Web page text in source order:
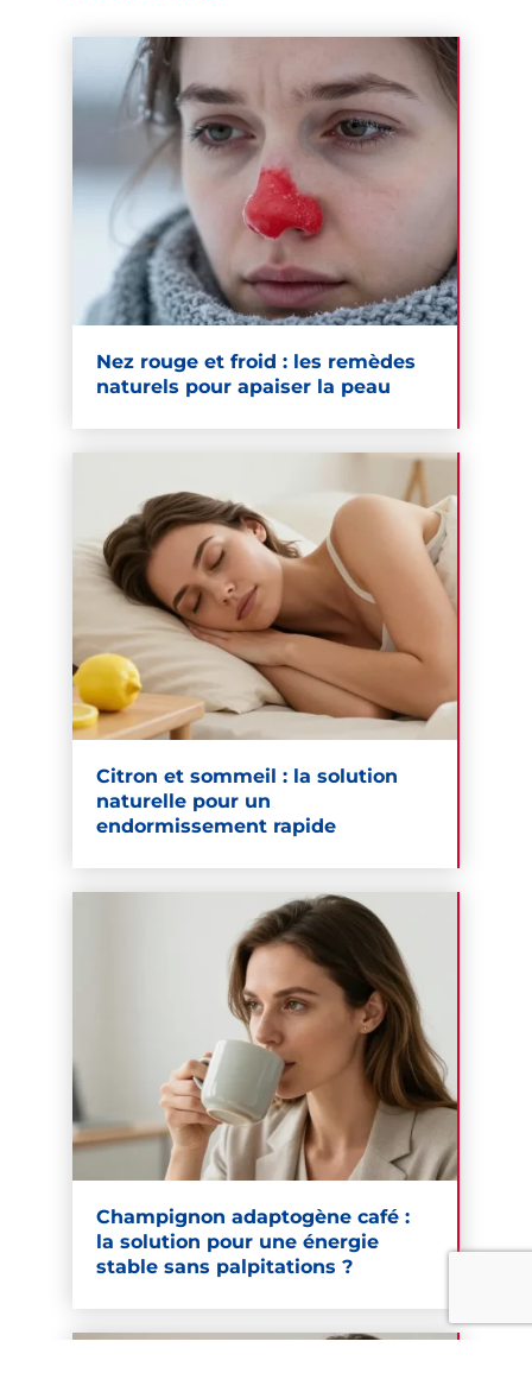
Nez rouge et froid : les remèdes
naturels pour apaiser la peau
Citron et sommeil : la solution
naturelle pour un
endormissement rapide
Champignon adaptogène café :
la solution pour une énergie
stable sans palpitations ?